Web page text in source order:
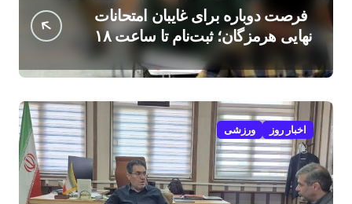
فرصت دوباره برای غایبان امتحانات
نهایی هرمزگان؛ ثبت‌نام تا ساعت ۱۸
امروز
اخبار روز ورزشی